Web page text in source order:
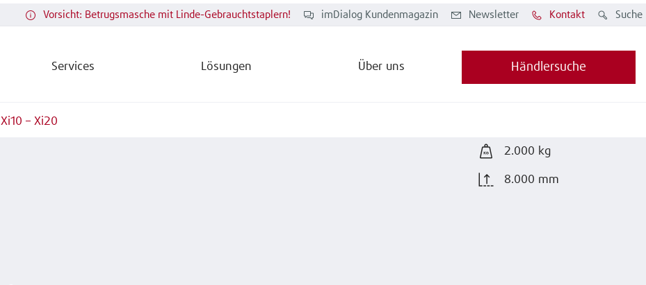
Services Lösungen Über uns
Suche
Kontakt
Newsletter
imDialog Kundenmagazin
Vorsicht: Betrugsmasche mit Linde-Gebrauchtstaplern!
Händlersuche
Xi10 – Xi20
2.000 kg
8.000 mm